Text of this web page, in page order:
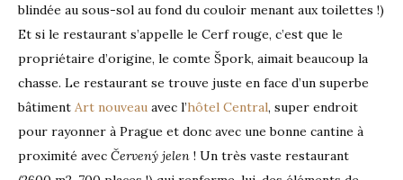
blindée au sous-sol au fond du couloir menant aux toilettes !)
Et si le restaurant s’appelle le Cerf rouge, c’est que le
propriétaire d’origine, le comte Špork, aimait beaucoup la
chasse. Le restaurant se trouve juste en face d’un superbe
bâtiment Art nouveau avec l’hôtel Central, super endroit
pour rayonner à Prague et donc avec une bonne cantine à
proximité avec Červený jelen ! Un très vaste restaurant